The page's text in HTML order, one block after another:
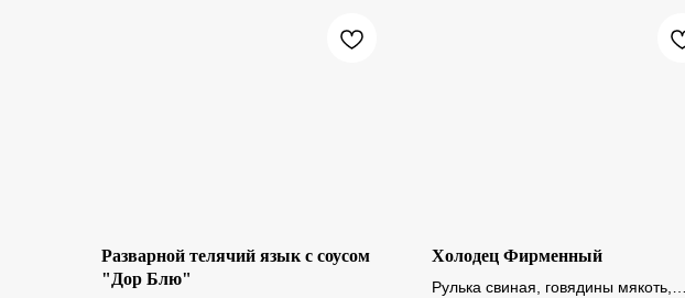
Разварной телячий язык с соусом
"Дор Блю"
Холодец Фирменный
Рулька свиная, говядины мякоть,